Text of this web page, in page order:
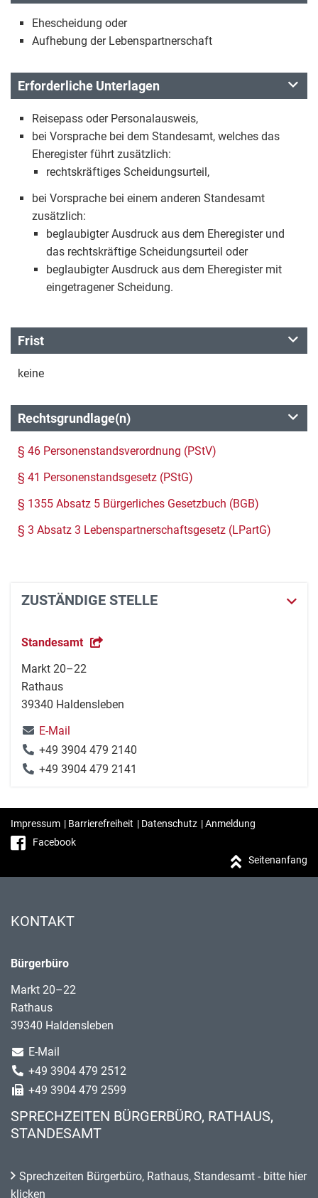
Ehescheidung oder
Aufhebung der Lebenspartnerschaft
Erforderliche Unterlagen
Reisepass oder Personalausweis,
bei Vorsprache bei dem Standesamt, welches das
Eheregister führt zusätzlich:
rechtskräftiges Scheidungsurteil,
bei Vorsprache bei einem anderen Standesamt
zusätzlich:
beglaubigter Ausdruck aus dem Eheregister und
das rechtskräftige Scheidungsurteil oder
beglaubigter Ausdruck aus dem Eheregister mit
eingetragener Scheidung.
Frist
keine
Rechtsgrundlage(n)
§ 46 Personenstandsverordnung (PStV)
§ 41 Personenstandsgesetz (PStG)
§ 1355 Absatz 5 Bürgerliches Gesetzbuch (BGB)
§ 3 Absatz 3 Lebenspartnerschaftsgesetz (LPartG)
ZUSTÄNDIGE STELLE
Standesamt
Markt 20–22
Rathaus
39340 Haldensleben
E-Mail
+49 3904 479 2140
+49 3904 479 2141
Impressum | Barrierefreiheit | Datenschutz |Anmeldung
Facebook
Seitenanfang
KONTAKT
Bürgerbüro
Markt 20–22
Rathaus
39340 Haldensleben
E-Mail
+49 3904 479 2512
+49 3904 479 2599
SPRECHZEITEN BÜRGERBÜRO, RATHAUS,
STANDESAMT
Sprechzeiten Bürgerbüro, Rathaus, Standesamt - bitte hier
klicken